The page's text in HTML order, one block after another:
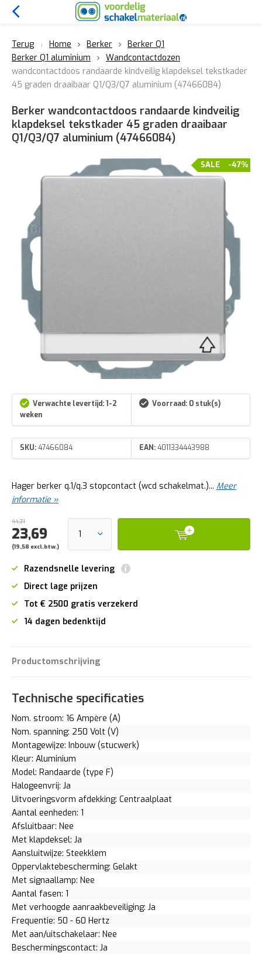
Terug Home Berker
Berker Q1
Berker Q1 aluminium
Wandcontactdozen
wandcontactdoos randaarde kindveilig klapdeksel tekstkader
45 graden draaibaar Q1/Q3/Q7 aluminium (47466084)
Berker wandcontactdoos randaarde kindveilig
klapdeksel tekstkader 45 graden draaibaar
Q1/Q3/Q7 aluminium (47466084)
-47%
SALE
Verwachte levertijd: 1-2
weken
Voorraad: 0 stuk(s)
SKU:47466084 EAN:4011334443988
Hager berker q.1/q.3 stopcontact (wcd schakelmat.)... Meer
informatie »
44,71
23,69
(19,58 excl.btw.)
Razendsnelle levering
Direct lage prijzen
Tot € 2500 gratis verzekerd
14 dagen bedenktijd
Productomschrijving
Technische specificaties
Nom. stroom: 16 Ampère (A)
Nom. spanning: 250 Volt (V)
Montagewijze: Inbouw (stucwerk)
Kleur: Aluminium
Model: Randaarde (type F)
Halogeenvrij: Ja
Uitvoeringsvorm afdekking: Centraalplaat
Aantal eenheden: 1
Afsluitbaar: Nee
Met klapdeksel: Ja
Aansluitwijze: Steekklem
Oppervlaktebescherming: Gelakt
Met signaallamp: Nee
Aantal fasen: 1
Met verhoogde aanraakbeveiliging: Ja
Frequentie: 50 - 60 Hertz
Met aan/uitschakelaar: Nee
Beschermingscontact: Ja